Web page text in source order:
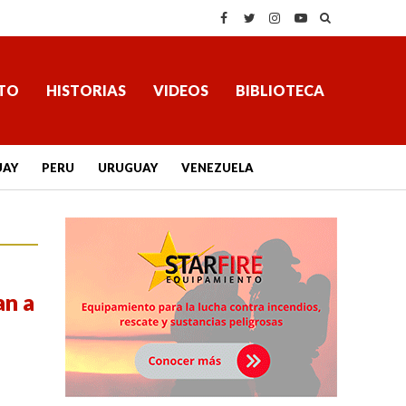
HISTORIAS VIDEOS BIBLIOTECA
PERU URUGUAY VENEZUELA
a